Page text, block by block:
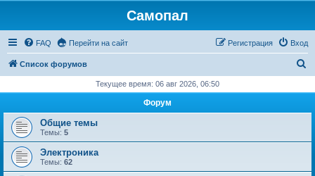
Самопал
FAQ Перейти на сайт Вход
Регистрация
Список форумов
с
Текущее время: 06 авг 2026, 06:50
Форум
Общие темы
Темы: 5
Электроника
Темы: 62